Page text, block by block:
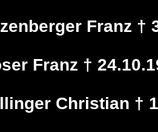
Franz †
Franz †
Christian †